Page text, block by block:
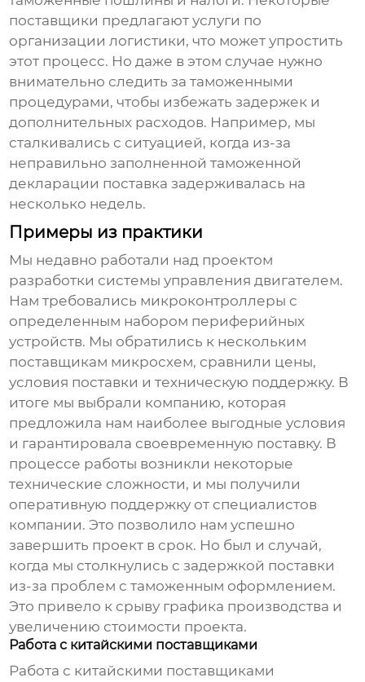
поставщики предлагают услуги по
организации логистики, что может упростить
этот процесс. Но даже в этом случае нужно
внимательно следить за таможенными
процедурами, чтобы избежать задержек и
дополнительных расходов. Например, мы
сталкивались с ситуацией, когда из-за
неправильно заполненной таможенной
декларации поставка задерживалась на
несколько недель.
Примеры из практики
Мы недавно работали над проектом
разработки системы управления двигателем.
Нам требовались микроконтроллеры с
определенным набором периферийных
устройств. Мы обратились к нескольким
поставщикам микросхем, сравнили цены,
условия поставки и техническую поддержку. В
итоге мы выбрали компанию, которая
предложила нам наиболее выгодные условия
и гарантировала своевременную поставку. В
процессе работы возникли некоторые
технические сложности, и мы получили
оперативную поддержку от специалистов
компании. Это позволило нам успешно
завершить проект в срок. Но был и случай,
когда мы столкнулись с задержкой поставки
из-за проблем с таможенным оформлением.
Это привело к срыву графика производства и
увеличению стоимости проекта.
Работа с китайскими поставщиками
Работа с китайскими поставщиками